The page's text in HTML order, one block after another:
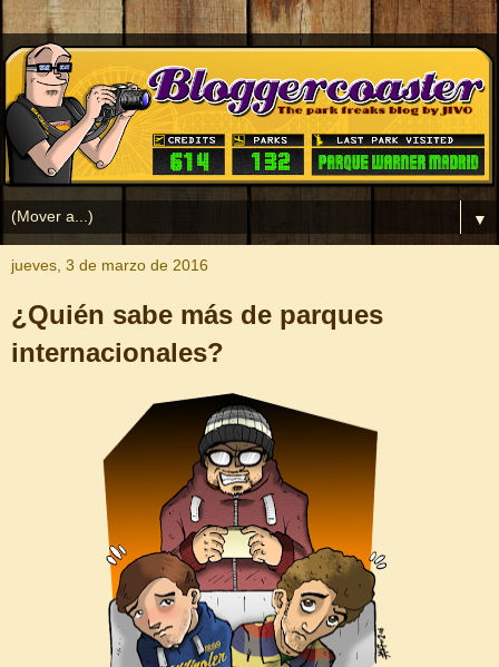
▼
jueves, 3 de marzo de 2016
¿Quién sabe más de parques
internacionales?